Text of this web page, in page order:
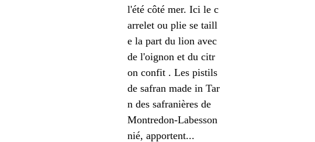
l'été côté mer. Ici le c
arrelet ou plie se taill
e la part du lion avec
de l'oignon et du citr
on confit . Les pistils
de safran made in Tar
n des safranières de
Montredon-Labesson
nié, apportent...